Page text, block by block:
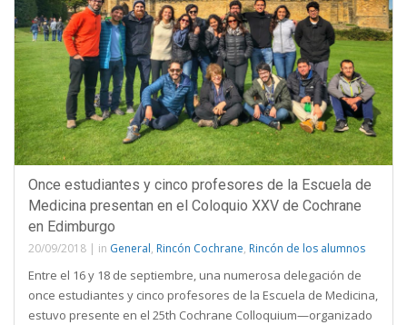
Once estudiantes y cinco profesores de la Escuela de
Medicina presentan en el Coloquio XXV de Cochrane
en Edimburgo
20/09/2018 | in General, Rincón Cochrane, Rincón de los alumnos
Entre el 16 y 18 de septiembre, una numerosa delegación de
once estudiantes y cinco profesores de la Escuela de Medicina,
estuvo presente en el 25th Cochrane Colloquium—organizado